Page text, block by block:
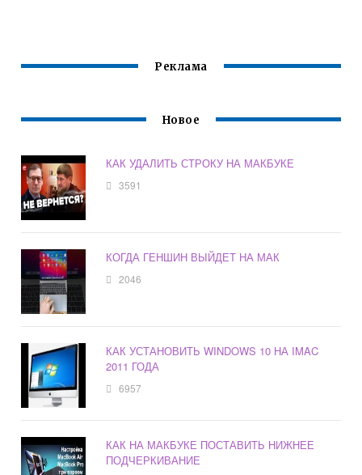
Реклама
Новое
КАК УДАЛИТЬ СТРОКУ НА МАКБУКЕ
3591
КОГДА ГЕНШИН ВЫЙДЕТ НА МАК
2046
КАК УСТАНОВИТЬ WINDOWS 10 НА IMAC
2011 ГОДА
6957
КАК НА МАКБУКЕ ПОСТАВИТЬ НИЖНЕЕ
ПОДЧЕРКИВАНИЕ